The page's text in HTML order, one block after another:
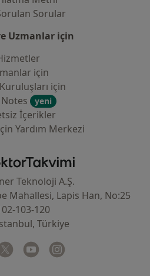
Sorular
Uzmanlar için
için
için
yeni
İçerikler
Yardım Merkezi
DoktorTakvimi - Ana Sayfa
Teknoloji A.Ş.
Mahallesi, Lapis Han, No:25
103-120
Türkiye
bir sekmede açılır
Twitter
yeni bir sekmede açılır
Youtube
yeni bir sekmede açılır